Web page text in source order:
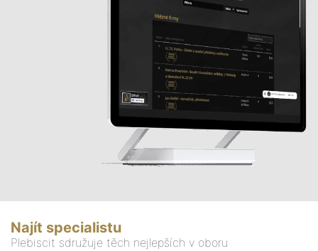
Najít specialistu
Plebiscit sdružuje těch nejlepších v oboru